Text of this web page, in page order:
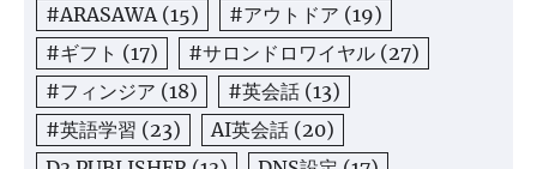
#ARASAWA (15) #アウトドア (19)
#ギフト (17) #サロンドロワイヤル (27)
#フィンジア (18) #英会話 (13)
#英語学習 (23) AI英会話 (20)